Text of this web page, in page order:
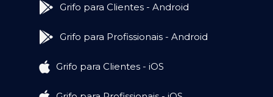
Grifo para Clientes - Android
Grifo para Profissionais - Android
Grifo para Clientes - iOS